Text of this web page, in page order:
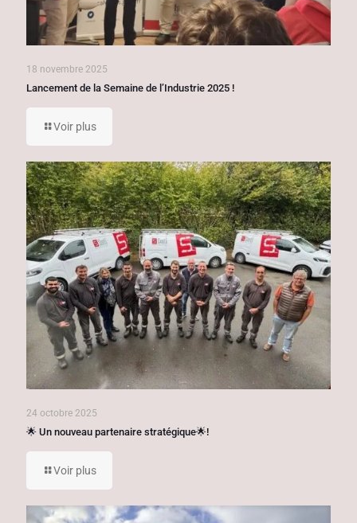
18 novembre 2025
Lancement de la Semaine de l’Industrie 2025 !
Voir plus
24 octobre 2025
🌟 Un nouveau partenaire stratégique🌟!
Voir plus